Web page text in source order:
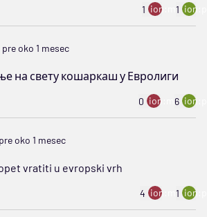
1 ion:minus
1
pre oko 1 mesec
на свету кошаркаш у Евролиги
0 ion:minus
6
pre oko 1 mesec
vratiti u evropski vrh
4 ion:minus
1